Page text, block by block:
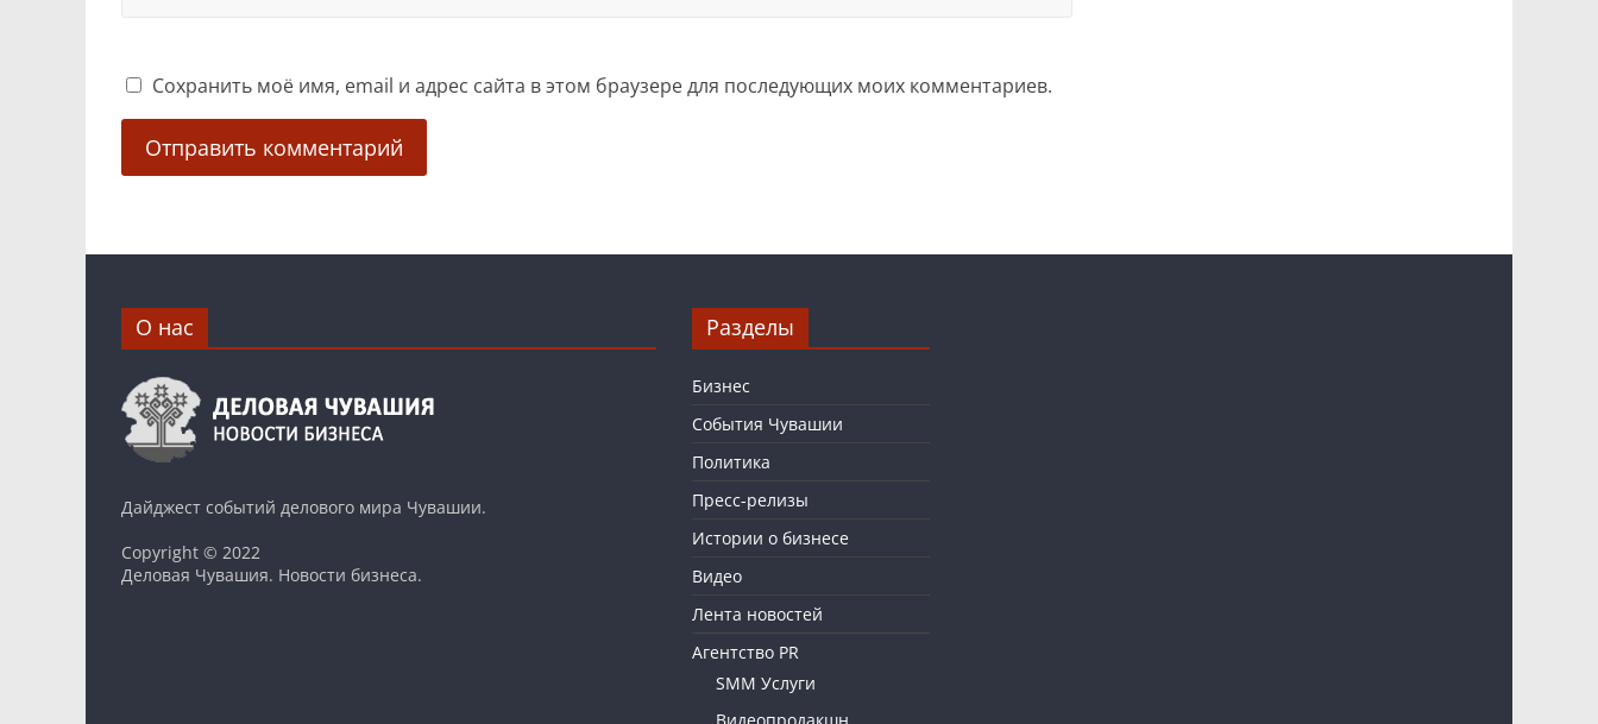
Сохранить моё имя, email и адрес сайта в этом браузере для последующих моих комментариев.
О нас
Дайджест событий делового мира Чувашии.
Copyright © 2022
Деловая Чувашия. Новости бизнеса.
Разделы
Бизнес
События Чувашии
Политика
Пресс-релизы
Истории о бизнесе
Видео
Лента новостей
Агентство PR
SMM Услуги
Видеопродакшн